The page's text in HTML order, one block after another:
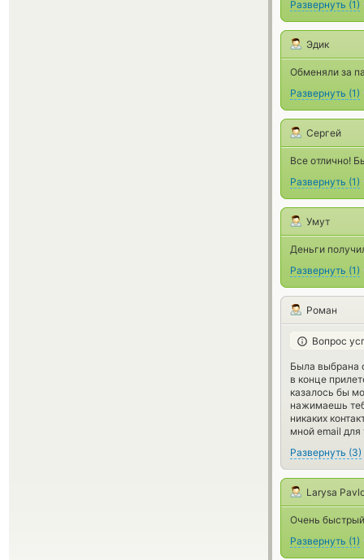
Развернуть (1)
Эдик
Обменяли за
Развернуть (1)
Сергей
Все отлично!
Развернуть (1)
Умут
Деньги
Развернуть (1)
Роман
Вопрос
Была выбрана
в конце
казалось бы
нажимаешь
никаких
мной email для
Развернуть (3)
Larysa
Очень
Развернуть (1)